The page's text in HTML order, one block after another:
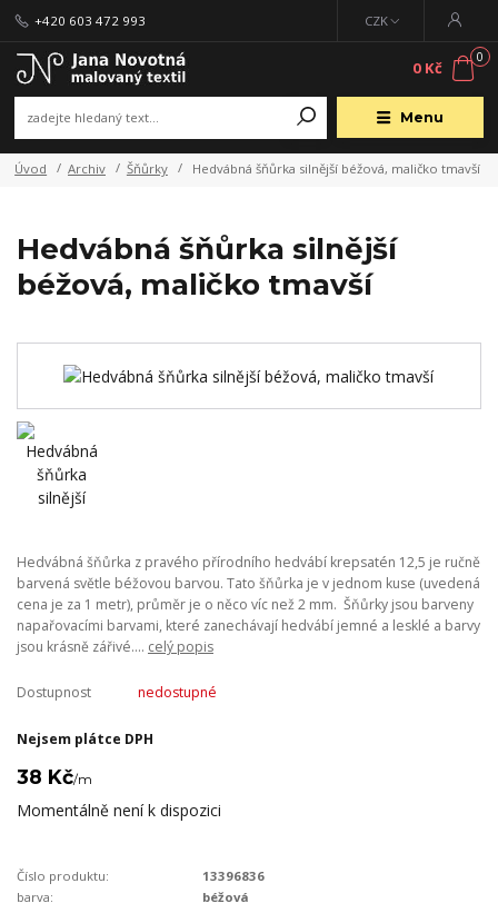
Menu
CZK
+420 603 472 993
0
0 Kč
Úvod Archiv Šňůrky Hedvábná šňůrka silnější béžová, maličko tmavší
Hedvábná šňůrka silnější
béžová, maličko tmavší
Hedvábná šňůrka z pravého přírodního hedvábí krepsatén 12,5 je ručně
barvená světle béžovou barvou. Tato šňůrka je v jednom kuse (uvedená
cena je za 1 metr), průměr je o něco víc než 2 mm. Šňůrky jsou barveny
napařovacími barvami, které zanechávají hedvábí jemné a lesklé a barvy
jsou krásně zářivé.... celý popis
Dostupnost nedostupné
Nejsem plátce DPH
38 Kč/m
Momentálně není k dispozici
Číslo produktu:
13396836
barva:
béžová